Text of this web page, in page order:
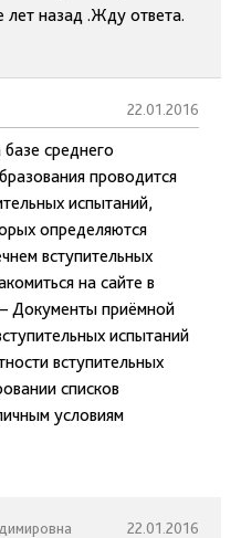
лет назад .Жду ответа.
22.01.2016
среднего
проводится
испытаний,
определяются
вступительных
на сайте в
Документы приёмной
испытаний
вступительных
списков
условиям
22.01.2016